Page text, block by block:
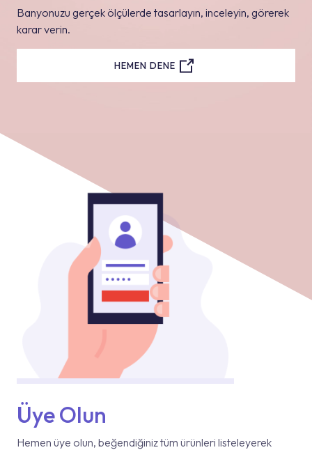
Banyonuzu gerçek ölçülerde tasarlayın, inceleyin, görerek
karar verin.
HEMEN DENE
Üye Olun
Hemen üye olun, beğendiğiniz tüm ürünleri listeleyerek